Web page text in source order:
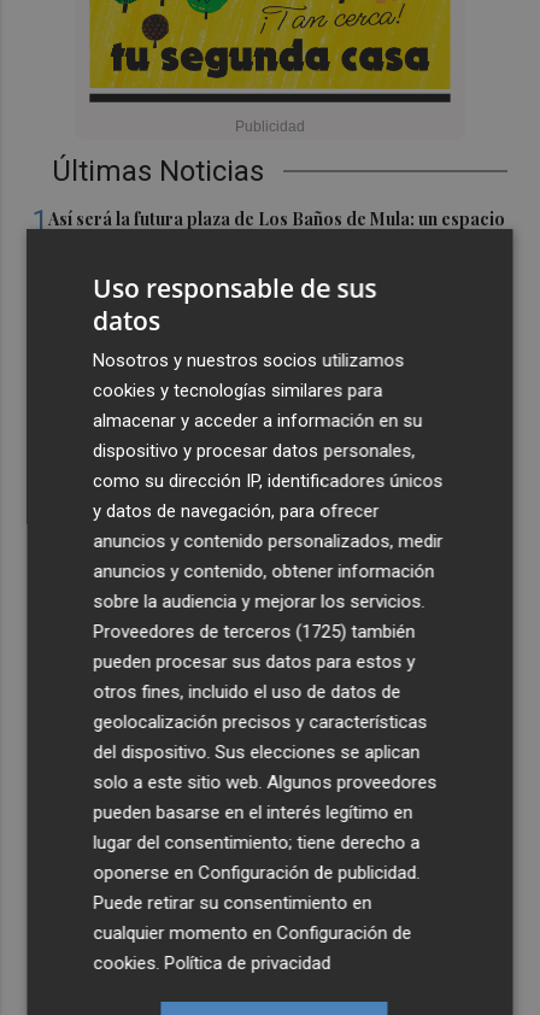
Últimas Noticias
1Así será la futura plaza de Los Baños de Mula: un espacio
Los suplementos deportivos de Nutriactivity estrenan
tienda en Thader mientras Dunkin Donuts e Innova
El Gobierno ejecuta 7.200 millones de Next Generation
en la Comunitat: el acceso a PortCastelló y la intermodal
reciben 191 millones
Moncofa disfruta las fiestas patronales de Sant Roc con
una programación adapta a todos los públicos
Desarrollan una tecnología con IA para mitigar la
captura incidental de megafauna marina
Uso responsable de sus
datos
Nosotros y nuestros socios utilizamos
cookies y tecnologías similares para
almacenar y acceder a información en su
dispositivo y procesar datos personales,
como su dirección IP, identificadores únicos
y datos de navegación, para ofrecer
anuncios y contenido personalizados, medir
anuncios y contenido, obtener información
sobre la audiencia y mejorar los servicios.
Proveedores de terceros (1725) también
pueden procesar sus datos para estos y
otros fines, incluido el uso de datos de
geolocalización precisos y características
del dispositivo. Sus elecciones se aplican
solo a este sitio web. Algunos proveedores
pueden basarse en el interés legítimo en
lugar del consentimiento; tiene derecho a
oponerse enConfiguración de publicidad.
Puede retirar su consentimiento en
cualquier momento enConfiguración de
cookies.Política de privacidad